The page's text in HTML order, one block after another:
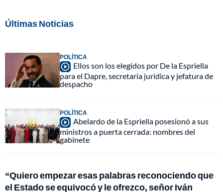
Últimas Noticias
POLÍTICA
Ellos son los elegidos por De la Espriella
para el Dapre, secretaría jurídica y jefatura de
despacho
POLÍTICA
Abelardo de la Espriella posesionó a sus
ministros a puerta cerrada: nombres del
gabinete
“Quiero empezar esas palabras reconociendo que
el Estado se equivocó y le ofrezco, señor Iván